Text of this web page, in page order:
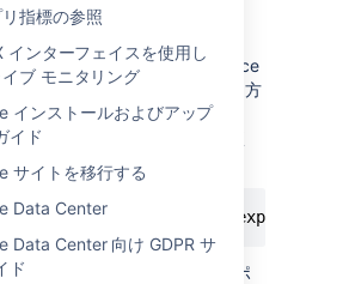
指標の参照
インターフェイスを使用し
ブ モニタリング
インストールおよびアップ
イド
サイトを移行する
Data Center
Data Center 向け GDPR サ
ド
テム プロパティを追加して、
クスポーターの場所を Confluence
ます。サイトでこの作業を行う方
ては「
プロパティの設定
path-to-jmx-exporter-
で、JMX エクスポーターではポ